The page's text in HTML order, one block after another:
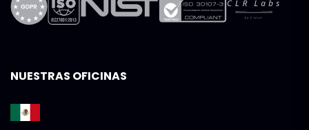
NUESTRAS OFICINAS